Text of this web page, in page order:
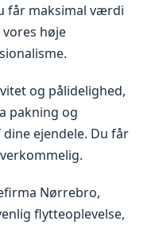
får maksimal værdi
høje
og pålidelighed,
pakning og
ejendele. Du får
Nørrebro,
flytteoplevelse,